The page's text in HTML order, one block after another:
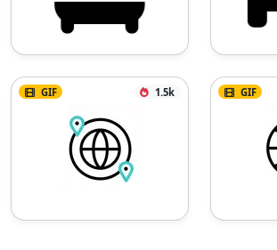
GIF 1.5k GIF